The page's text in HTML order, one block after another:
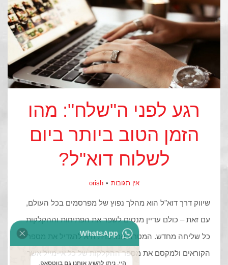
רגע לפני ה"שלח": מהו
הזמן הטוב ביותר ביום
לשלוח דוא"ל?
אין תגובות orish
שיווק דרך דוא"ל הוא מהלך נפוץ של מפרסמים בכל העולם,
עם זאת – כולם עדיין מנסים לשפר את הפתיחות וההקלקות
כל שליחה מחדש. המטרה המרכזית היא להגדיל את מספר
הקוראים ולמקסם את מספר ההקלקות של כל אי-מייל אשר
WhatsApp
היי, ניתן להשיג אותנו גם בווטסאפ,
הקליקו מטה על הכפתור